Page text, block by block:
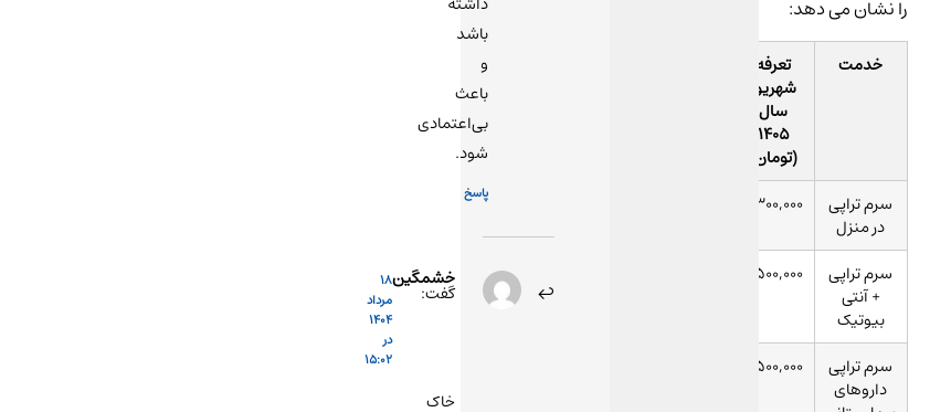
را نشان می دهد:
خدمت
تعرفه
شهریور
سال
1405
(تومان)
سرم تراپی
در منزل
1,300,000
سرم تراپی
+ آنتی
بیوتیک
1,500,000
سرم تراپی
داروهای
1,500,000
باشد
و
باعث
بی‌اعتمادی
شود.
پاسخ
خشمگین
گفت:
18
مرداد
1404
در
15:02
خاک‌